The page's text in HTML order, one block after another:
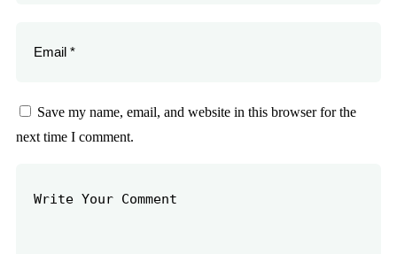
Save my name, email, and website in this browser for the
next time I comment.